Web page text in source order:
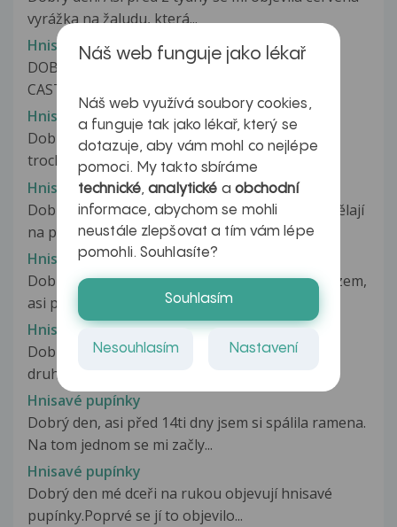
vyrážka na žaludu, která...
Hnisave oci u kojence
DOBRY DEN, U MEHO 6MESICNIHO SYNA SE
CASTO OBJEVUJI INFEKCE OCI. PROJEVUJI...
Hnisave očičko a zkažený heřmánek
Dobrý den, mám 3 měsíčního syna, který měl
trochu zahnisané očičko, dle rady...
Hnisavé puchýřky
Dobrý den, zhruba poslední dva měsíce se mi dělají
na předloktí hnisavé pupinky...
Hnisavé puchýřky v krku
Dobrý den, ráda bych se na Vás obrátila s dotazem,
asi před 5ti dny sem si všimla,...
Hnisavé pupínky
Dobrý den,ráda bych Vás požádalo o radu. Již
druhým měsícem se léčím u kožní...
Hnisavé pupínky
Dobrý den, asi před 14ti dny jsem si spálila ramena.
Na tom jednom se mi začly...
Hnisavé pupínky
Dobrý den mé dceři na rukou objevují hnisavé
pupínky.Poprvé se jí to objevilo...
Náš web funguje jako lékař
Náš web využívá soubory cookies,
a funguje tak jako lékař, který se
dotazuje, aby vám mohl co nejlépe
pomoci. My takto sbíráme
technické,analytické a obchodní
informace, abychom se mohli
neustále zlepšovat a tím vám lépe
pomohli. Souhlasíte?
Souhlasím
Nesouhlasím Nastavení